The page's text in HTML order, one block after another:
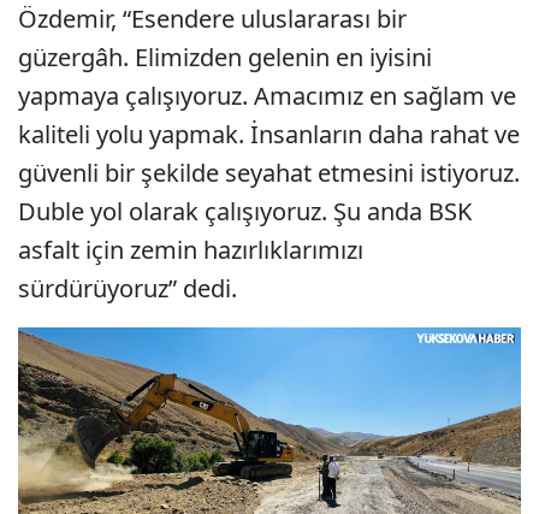
Özdemir, “Esendere uluslararası bir
güzergâh. Elimizden gelenin en iyisini
yapmaya çalışıyoruz. Amacımız en sağlam ve
kaliteli yolu yapmak. İnsanların daha rahat ve
güvenli bir şekilde seyahat etmesini istiyoruz.
Duble yol olarak çalışıyoruz. Şu anda BSK
asfalt için zemin hazırlıklarımızı
sürdürüyoruz” dedi.